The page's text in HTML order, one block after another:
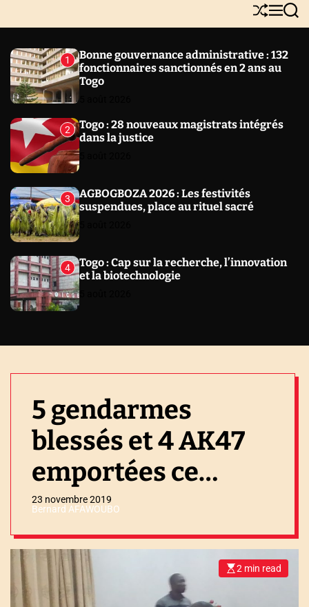
W
S
S
h
l
e
M
e
u
S
e
r
c
1
Bonne gouvernance administrative : 132
fonctionnaires sanctionnés en 2 ans au
Togo
2
Togo : 28 nouveaux magistrats intégrés
dans la justice
3
AGBOGBOZA 2026 : Les festivités
suspendues, place au rituel sacré
4
Togo : Cap sur la recherche, l’innovation
et la biotechnologie
5 gendarmes
blessés et 4 AK47
emportées ce
samedi à Lomé et
Sokodé.
23 novembre 2019
Bernard AFAWOUBO
E
2 min read